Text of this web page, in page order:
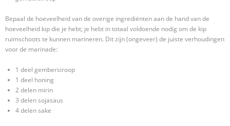
Bepaal de hoeveelheid van de overige ingrediënten aan de hand van de
hoeveelheid kip die je hebt; je hebt in totaal voldoende nodig om de kip
ruimschoots te kunnen marineren. Dit zijn (ongeveer) de juiste verhoudingen
voor de marinade:
1 deel gembersiroop
1 deel honing
2 delen mirin
3 delen sojasaus
4 delen sake